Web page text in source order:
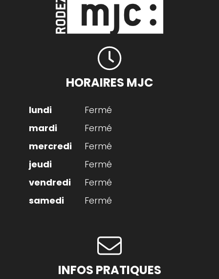
HORAIRES MJC
Fermé
Fermé
Fermé
Fermé
Fermé
Fermé
INFOS PRATIQUES